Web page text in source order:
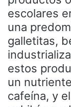
escolares
una
galletitas,
estos
un
cafeína, y